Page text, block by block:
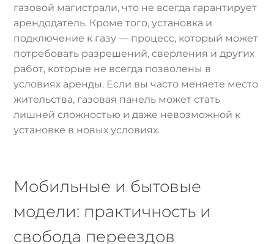
газовой магистрали, что не всегда гарантирует
арендодатель. Кроме того, установка и
подключение к газу — процесс, который может
потребовать разрешений, сверления и других
работ, которые не всегда позволены в
условиях аренды. Если вы часто меняете место
жительства, газовая панель может стать
лишней сложностью и даже невозможной к
установке в новых условиях.
Мобильные и бытовые
модели: практичность и
свобода переездов